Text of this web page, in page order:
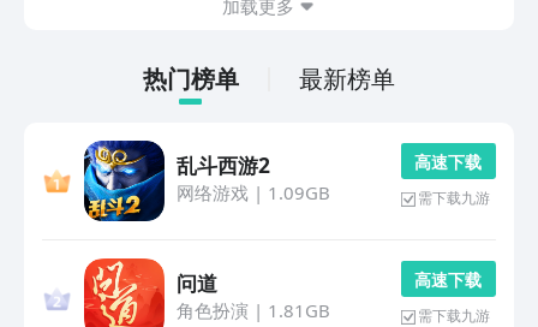
加载更多
热门榜单 最新榜单
乱斗西游2
网络游戏| 1.09GB
高 速 下 载
需下载九游
问道
角色扮演 | 1.81GB
高 速 下 载
需下载九游